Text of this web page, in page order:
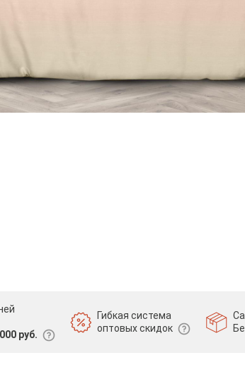
руб.
Гибкая система
оптовых скидок